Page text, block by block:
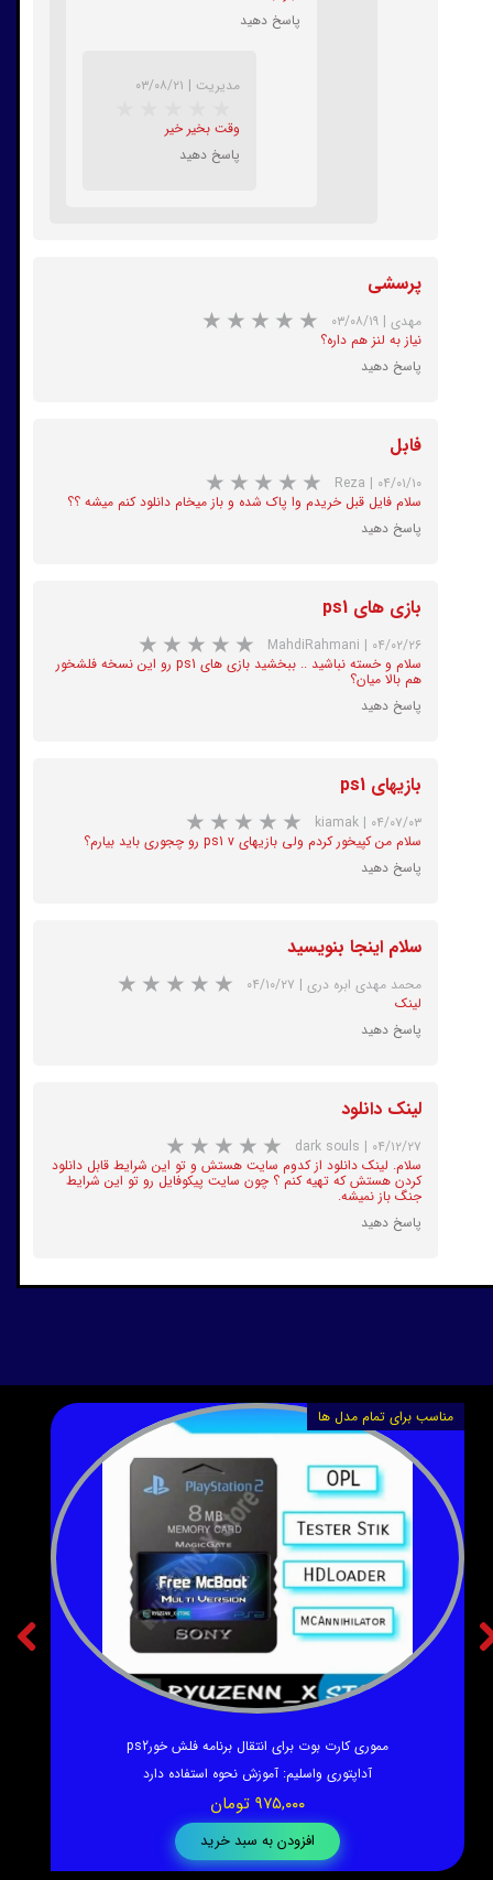
★★
★★★
★
★★
★
★★★★★
★★
پاسخ دهید
مدیریت | ۰۳/۰۸/۲۱
وقت بخیر خیر
پاسخ دهید
پرسشی
مهدی | ۰۳/۰۸/۱۹
نیاز به لنز هم داره؟
پاسخ دهید
فابل
Reza | ۰۴/۰۱/۱۰
سلام فایل قبل خریدم وا پاک شده و باز میخام دانلود کنم میشه ؟؟
پاسخ دهید
بازی های ps1
MahdiRahmani | ۰۴/۰۲/۲۶
سلام و خسته نباشید .. ببخشید بازی های ps1 رو این نسخه فلشخور
هم بالا میان؟
پاسخ دهید
بازیهای ps1
kiamak | ۰۴/۰۷/۰۳
سلام من کپیخور کردم ولی بازیهای ps1 v رو چجوری باید بیارم؟
پاسخ دهید
سلام اینجا بنویسید
محمد مهدی ابره دری | ۰۴/۱۰/۲۷
لینک
پاسخ دهید
لینک دانلود
dark souls | ۰۴/۱۲/۲۷
سلام. لینک دانلود از کدوم سایت هستش و تو این شرایط قابل دانلود
کردن هستش که تهیه کنم ؟ چون سایت پیکوفایل رو تو این شرایط
جنگ باز نمیشه.
پاسخ دهید
آموزش اجرای بازی های PS1 در PS2
۱۳۵,۰۰۰ تومان
افزودن به سبد خرید
آموزش ویدئویی با فایل های برنامه